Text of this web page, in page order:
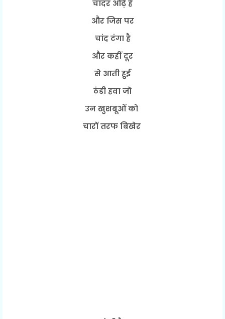
चादर ओढ़े है
और जिस पर
चांद टंगा है
और कहीं दूर
से आती हुई
ठंडी हवा जो
उन खुशबूओं को
चारों तरफ बिखेर